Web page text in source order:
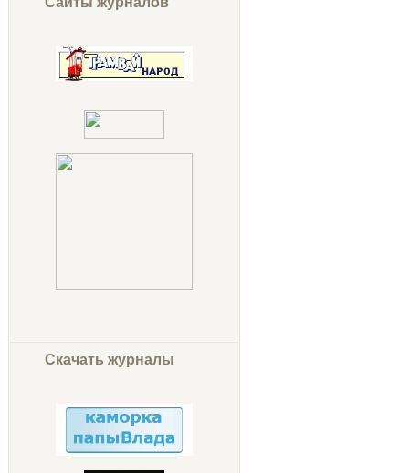
Скачать журналы